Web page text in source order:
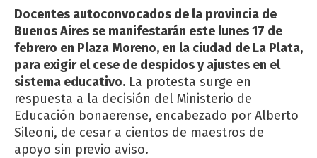
Docentes autoconvocados de la provincia de
Buenos Aires se manifestarán este lunes 17 de
febrero en Plaza Moreno, en la ciudad de La Plata,
para exigir el cese de despidos y ajustes en el
sistema educativo. La protesta surge en
respuesta a la decisión del Ministerio de
Educación bonaerense, encabezado por Alberto
Sileoni, de cesar a cientos de maestros de
apoyo sin previo aviso.